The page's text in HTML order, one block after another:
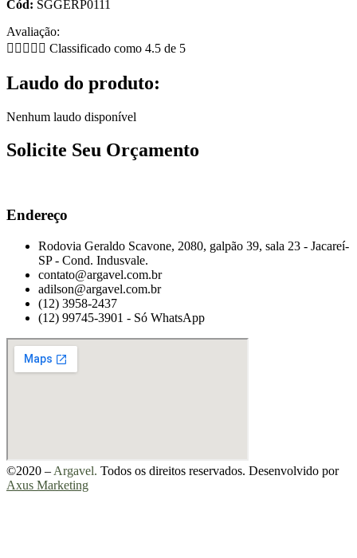
Cód: SGGERP0111
Avaliação:
     Classificado como 4.5 de 5
Laudo do produto:
Nenhum laudo disponível
Solicite Seu Orçamento
Endereço
Rodovia Geraldo Scavone, 2080, galpão 39, sala 23 - Jacareí-
SP - Cond. Indusvale.
contato@argavel.com.br
adilson@argavel.com.br
(12) 3958-2437
(12) 99745-3901 - Só WhatsApp
©2020 – Argavel. Todos os direitos reservados. Desenvolvido por
Axus Marketing